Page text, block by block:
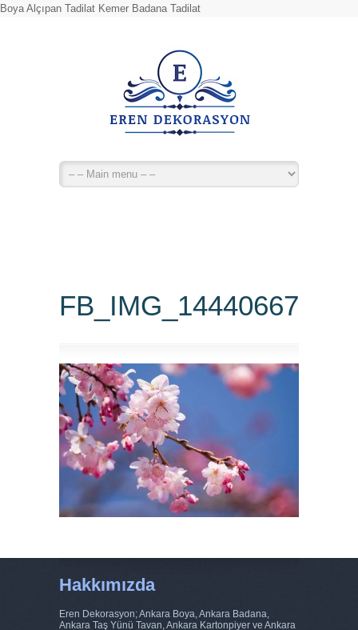
Boya Alçıpan Tadilat Kemer Badana Tadilat
Hakkımızda
Eren Dekorasyon; Ankara Boya, Ankara Badana,
Ankara Taş Yünü Tavan, Ankara Kartonpiyer ve Ankara